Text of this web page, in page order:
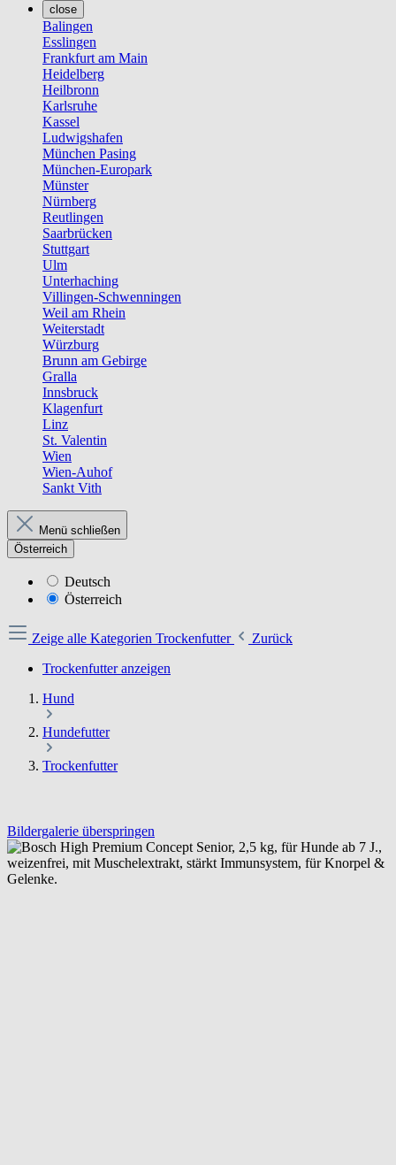
close
Balingen
Esslingen
Frankfurt am Main
Heidelberg
Heilbronn
Karlsruhe
Kassel
Ludwigshafen
München Pasing
München-Europark
Münster
Nürnberg
Reutlingen
Saarbrücken
Stuttgart
Ulm
Unterhaching
Villingen-Schwenningen
Weil am Rhein
Weiterstadt
Würzburg
Brunn am Gebirge
Gralla
Innsbruck
Klagenfurt
Linz
St. Valentin
Wien
Wien-Auhof
Sankt Vith
Menü schließen
Österreich
Deutsch
Österreich
Zeige alle Kategorien Trockenfutter
Zurück
Trockenfutter anzeigen
Hund
Hundefutter
Trockenfutter
Bildergalerie überspringen